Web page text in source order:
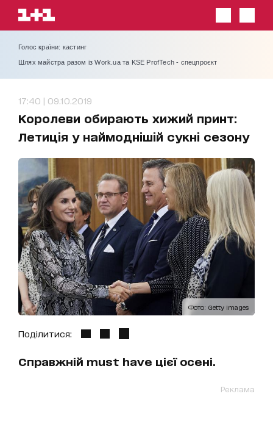
Голос країни: кастинг
Шлях майстра разом із Work.ua та KSE ProfTech - спецпроєкт
17:40 | 09.10.2019
Королеви обирають хижий принт:
Летиція у наймоднішій сукні сезону
Фото: Getty Images
Поділитися:
Справжній must have цієї осені.
Реклама